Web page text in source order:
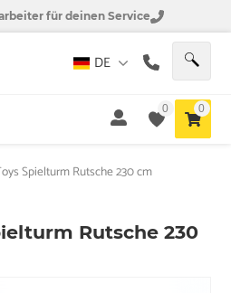
für deinen Service
DE
0 0
Spielturm Rutsche 230 cm
Rutsche 230